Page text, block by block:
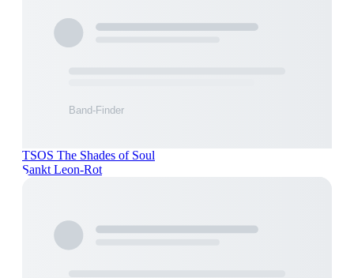
TSOS The Shades of Soul
Sankt Leon-Rot